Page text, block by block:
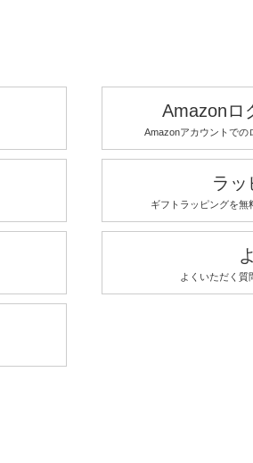
Amazonロ
Amazonアカウントでの
ラッ
ギフトラッピングを無
よくいただく質